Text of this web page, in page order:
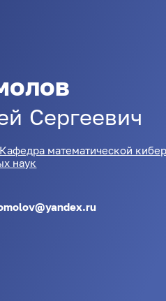
Сергеевич
Кафедра математической
наук